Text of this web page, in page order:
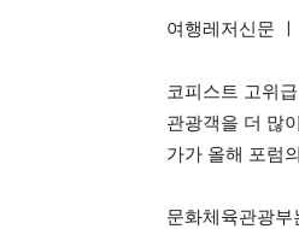
여행레저신문
코피스트 고위
관광객을 더 많
가가 올해 포럼
문화체육관광부